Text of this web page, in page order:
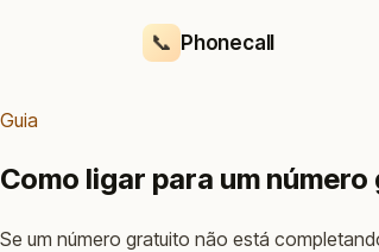
📞 Phonecall
Guia
Como ligar para um
Se um número gratuito não está